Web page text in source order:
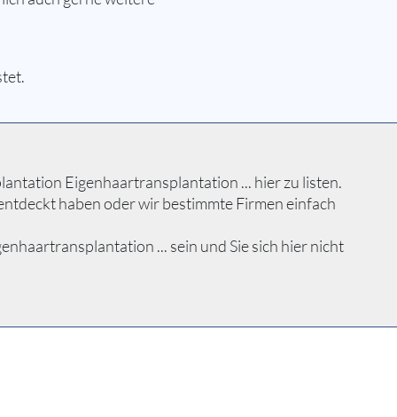
Eigenhaartransplantation ... hier zu listen.
haben oder wir bestimmte Firmen einfach
... sein und Sie sich hier nicht